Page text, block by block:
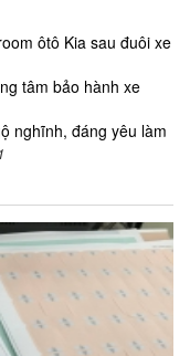
ôtô Kia sau đuôi xe
tâm bảo hành xe
nghĩnh, đáng yêu làm